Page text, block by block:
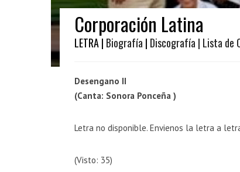
Corporación Latina
LETRA | Biografía | Discografía | Lista de
Desengano II
(Canta: Sonora Ponceña )
Letra no disponible. Envienos la letra a
(Visto: 35)